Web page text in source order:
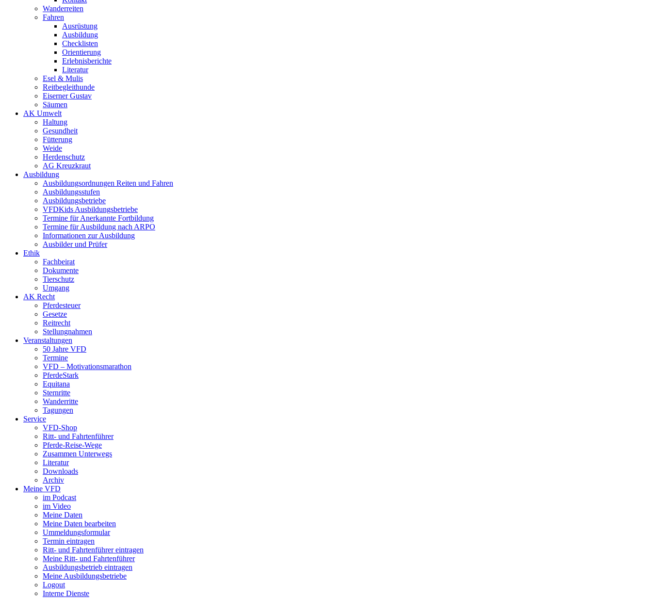
Wanderreiten
Fahren
Ausrüstung
Ausbildung
Checklisten
Orientierung
Erlebnisberichte
Literatur
Esel & Mulis
Reitbegleithunde
Eiserner Gustav
Säumen
AK Umwelt
Haltung
Gesundheit
Fütterung
Weide
Herdenschutz
AG Kreuzkraut
Ausbildung
Ausbildungsordnungen Reiten und Fahren
Ausbildungsstufen
Ausbildungsbetriebe
VFDKids Ausbildungsbetriebe
Termine für Anerkannte Fortbildung
Termine für Ausbildung nach ARPO
Informationen zur Ausbildung
Ausbilder und Prüfer
Ethik
Fachbeirat
Dokumente
Tierschutz
Umgang
AK Recht
Pferdesteuer
Gesetze
Reitrecht
Stellungnahmen
Veranstaltungen
50 Jahre VFD
Termine
VFD – Motivationsmarathon
PferdeStark
Equitana
Sternritte
Wanderritte
Tagungen
Service
VFD-Shop
Ritt- und Fahrtenführer
Pferde-Reise-Wege
Zusammen Unterwegs
Literatur
Downloads
Archiv
Meine VFD
im Podcast
im Video
Meine Daten
Meine Daten bearbeiten
Ummeldungsformular
Termin eintragen
Ritt- und Fahrtenführer eintragen
Meine Ritt- und Fahrtenführer
Ausbildungsbetrieb eintragen
Meine Ausbildungsbetriebe
Logout
Interne Dienste